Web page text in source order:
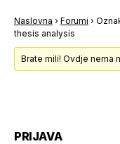
Naslovna › Forumi ›
thesis analysis
Brate mili! Ovdje nema
PRIJAVA